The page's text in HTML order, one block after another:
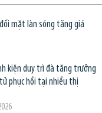
mặt làn sóng tăng giá
kiện duy trì đà tăng trưởng
phục hồi tại nhiều thị